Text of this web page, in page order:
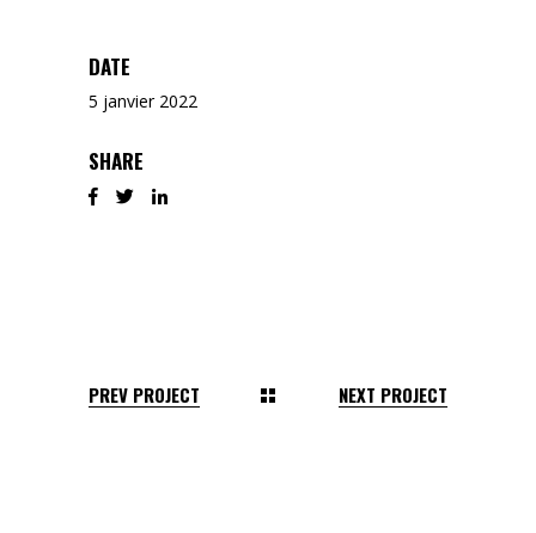
DATE
5 janvier 2022
SHARE
PREV PROJECT NEXT PROJECT